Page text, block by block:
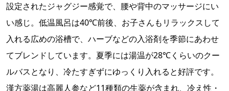
設定されたジャグジー感覚で、腰や背中のマッサージにい
い感じ。低温風呂は40℃前後、お子さんもリラックスして
入れる広めの浴槽で、ハーブなどの入浴剤を季節にあわせ
てブレンドしています。夏季には湯温が28℃くらいのクー
ルバスとなり、冷たすぎずにゆっくり入れると好評です。
漢方薬湯は高麗人参など11種類の生薬が含まれ、冷え性・